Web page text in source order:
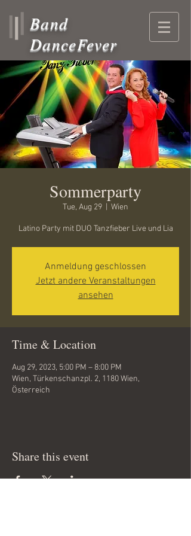
Band
DanceFever
Sommerparty
Tue, Aug 29 Wien
Latino Party mit DUO Tanzfieber Live und Lia
Anmeldung geschlossen
Jetzt andere Veranstaltungen
ansehen
Time & Location
Aug 29, 2023, 5:00 PM – 8:00 PM
Wien, Türkenschanzpl. 2, 1180 Wien,
Österreich
Share this event